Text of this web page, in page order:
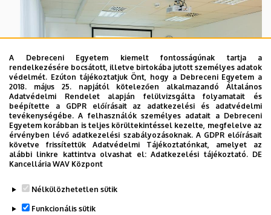
A Debreceni Egyetem kiemelt fontosságúnak tartja a
rendelkezésére bocsátott, illetve birtokába jutott személyes adatok
védelmét. Ezúton tájékoztatjuk Önt, hogy a Debreceni Egyetem a
2018. május 25. napjától kötelezően alkalmazandó Általános
Adatvédelmi Rendelet alapján felülvizsgálta folyamatait és
beépítette a GDPR előírásait az adatkezelési és adatvédelmi
tevékenységébe. A felhasználók személyes adatait a Debreceni
Egyetem korábban is teljes körültekintéssel kezelte, megfelelve az
érvényben lévő adatkezelési szabályozásoknak. A GDPR előírásait
követve frissítettük Adatvédelmi Tájékoztatónkat, amelyet az
alábbi linkre kattintva olvashat el:Adatkezelési tájékoztató. DE
Kancellária WAV Központ
Nélkülözhetetlen sütik
Funkcionális sütik
Legutóbb frissítve: 2024. 08. 06. 15:02